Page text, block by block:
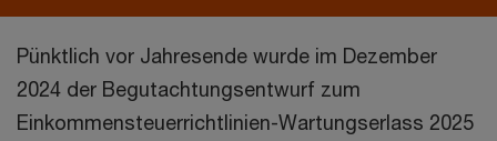
Pünktlich vor Jahresende wurde im Dezember
2024 der Begutachtungsentwurf zum
Einkommensteuerrichtlinien-Wartungserlass 2025